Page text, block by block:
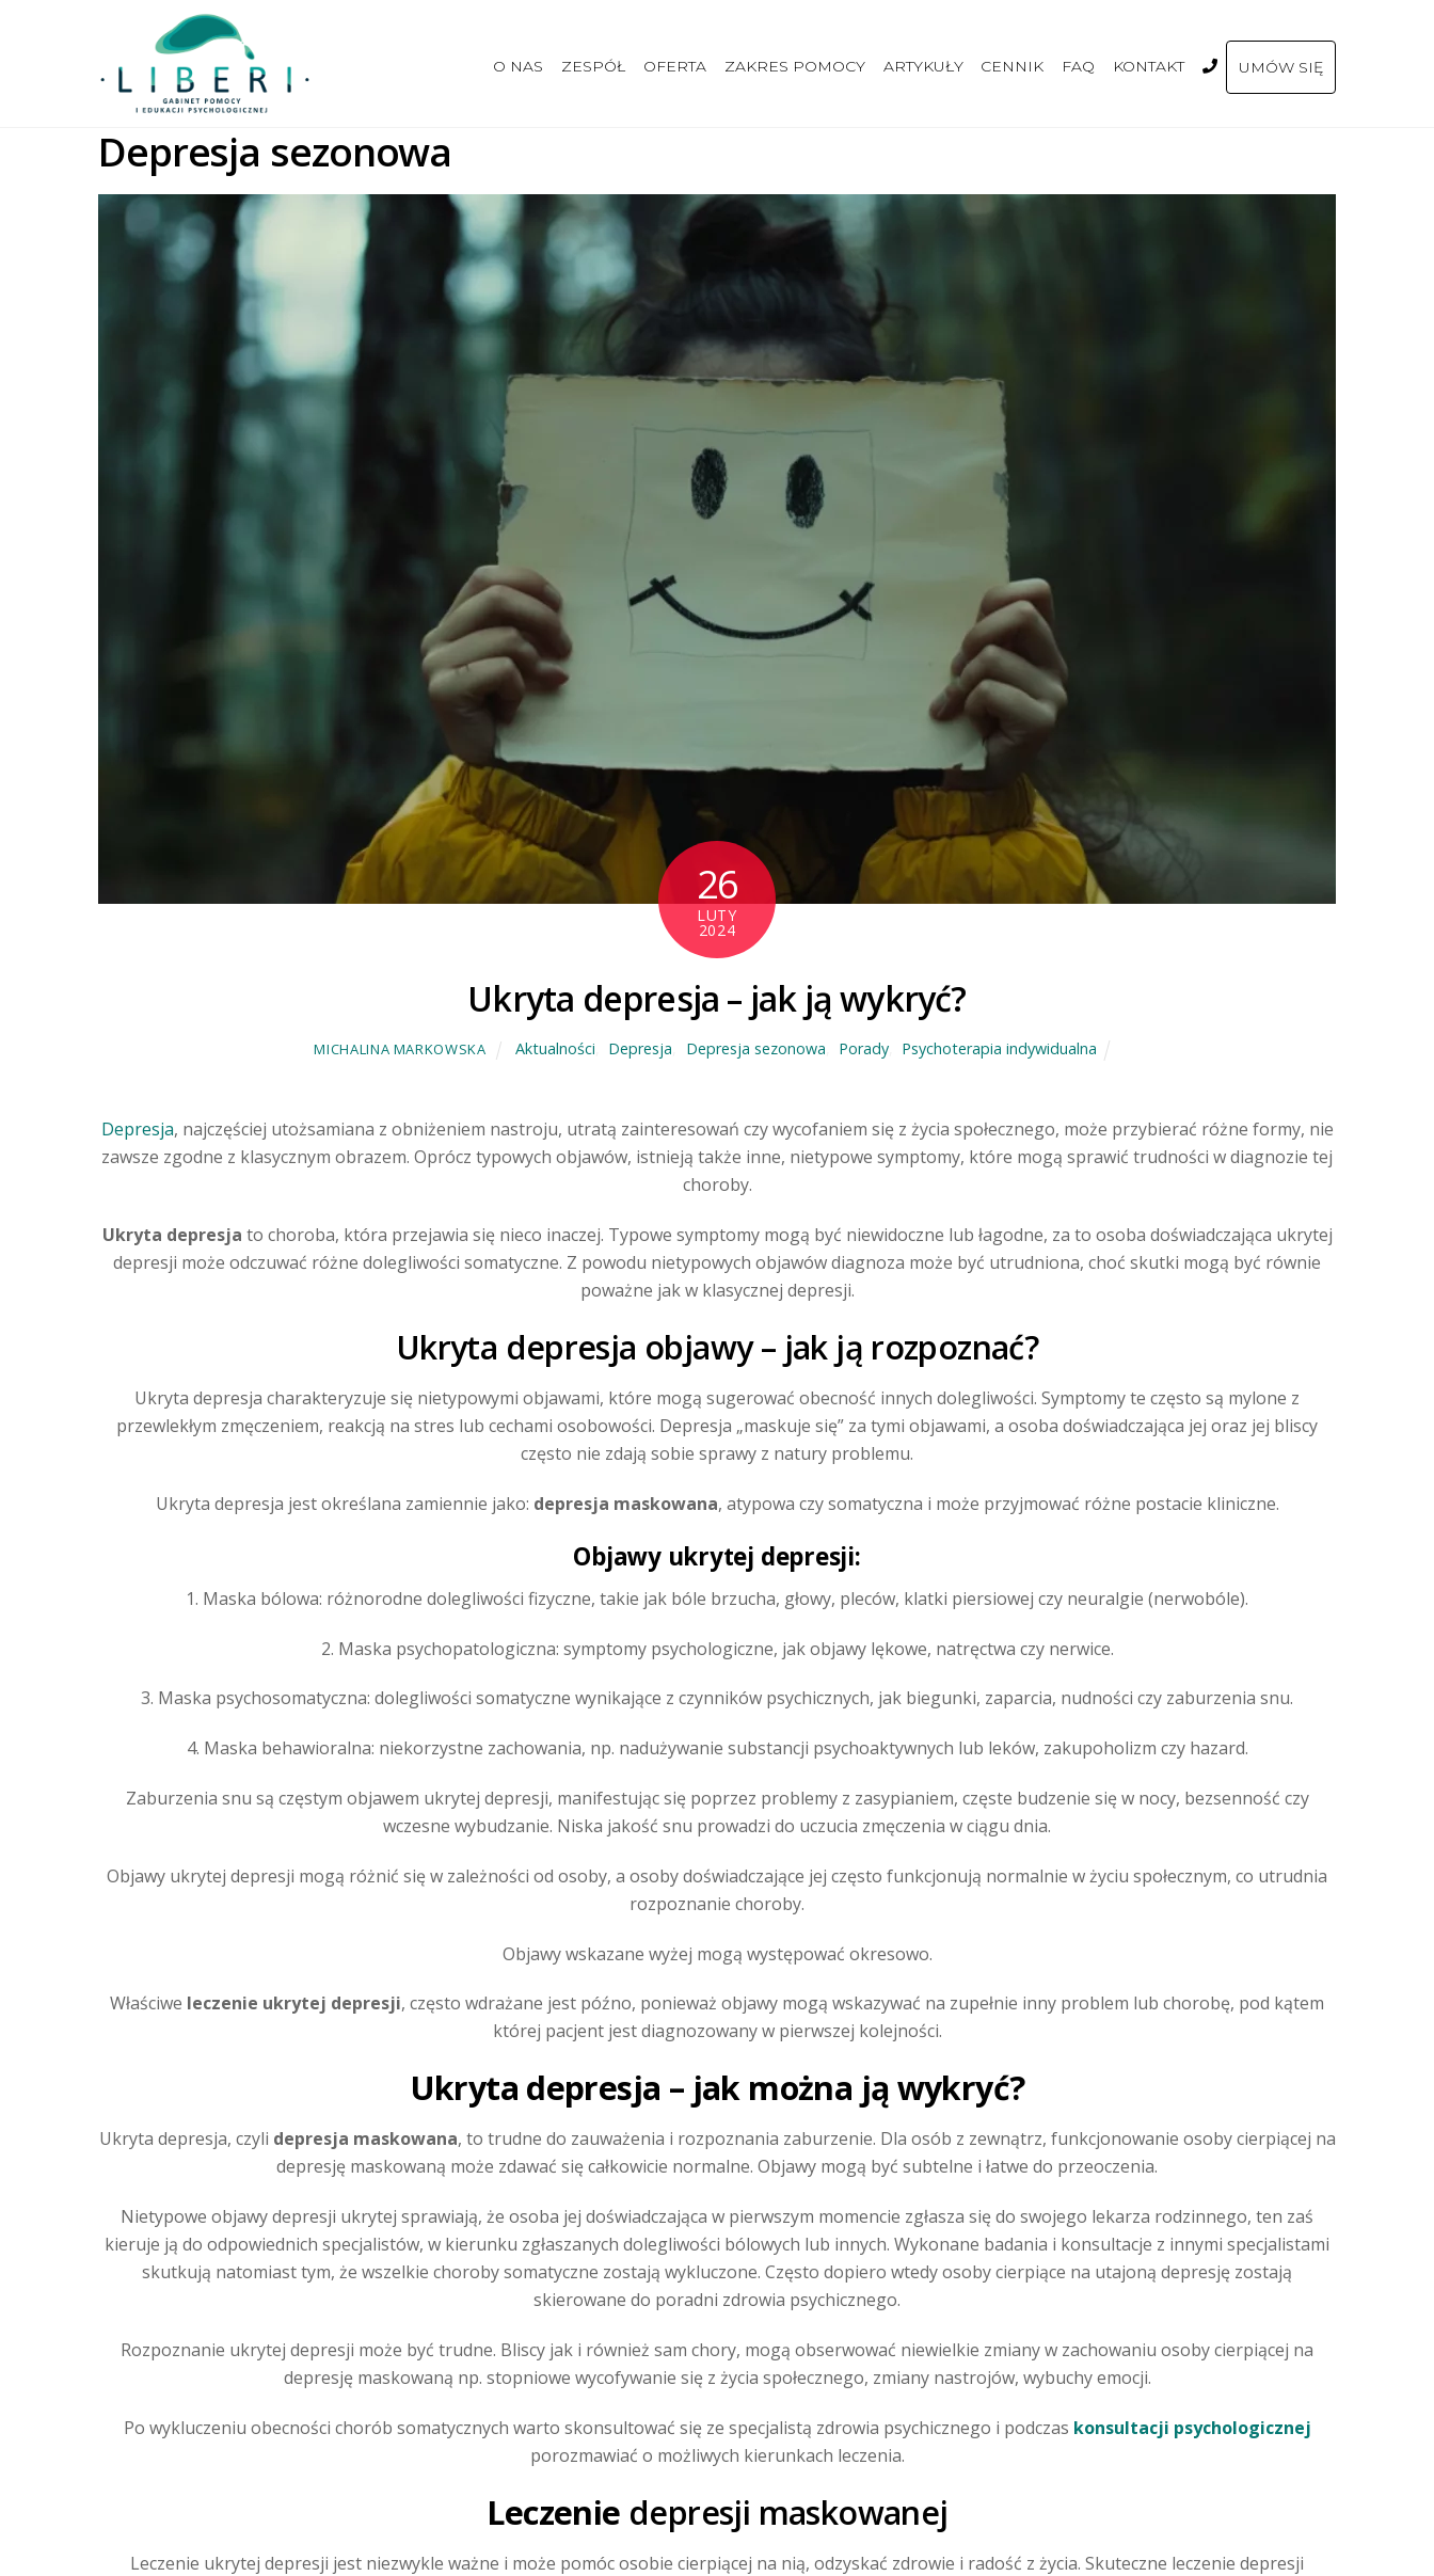
O NAS ZESPÓŁ OFERTA ZAKRES POMOCY ARTYKUŁY CENNIK FAQ KONTAKT UMÓW SIĘ
Depresja sezonowa
26
LUTY
2024
Ukryta depresja – jak ją wykryć?
MICHALINA MARKOWSKA Aktualności Depresja Depresja sezonowa Porady, Psychoterapia indywidualna
Depresja, najczęściej utożsamiana z obniżeniem nastroju, utratą zainteresowań czy wycofaniem się z życia społecznego, może przybierać różne formy, nie
zawsze zgodne z klasycznym obrazem. Oprócz typowych objawów, istnieją także inne, nietypowe symptomy, które mogą sprawić trudności w diagnozie tej
choroby.
Ukryta depresja to choroba, która przejawia się nieco inaczej. Typowe symptomy mogą być niewidoczne lub łagodne, za to osoba doświadczająca ukrytej
depresji może odczuwać różne dolegliwości somatyczne. Z powodu nietypowych objawów diagnoza może być utrudniona, choć skutki mogą być równie
poważne jak w klasycznej depresji.
Ukryta depresja objawy – jak ją rozpoznać?
Ukryta depresja charakteryzuje się nietypowymi objawami, które mogą sugerować obecność innych dolegliwości. Symptomy te często są mylone z
przewlekłym zmęczeniem, reakcją na stres lub cechami osobowości. Depresja „maskuje się” za tymi objawami, a osoba doświadczająca jej oraz jej bliscy
często nie zdają sobie sprawy z natury problemu.
Ukryta depresja jest określana zamiennie jako: depresja maskowana, atypowa czy somatyczna i może przyjmować różne postacie kliniczne.
Objawy ukrytej depresji:
1. Maska bólowa: różnorodne dolegliwości fizyczne, takie jak bóle brzucha, głowy, pleców, klatki piersiowej czy neuralgie (nerwobóle).
2. Maska psychopatologiczna: symptomy psychologiczne, jak objawy lękowe, natręctwa czy nerwice.
3. Maska psychosomatyczna: dolegliwości somatyczne wynikające z czynników psychicznych, jak biegunki, zaparcia, nudności czy zaburzenia snu.
4. Maska behawioralna: niekorzystne zachowania, np. nadużywanie substancji psychoaktywnych lub leków, zakupoholizm czy hazard.
Zaburzenia snu są częstym objawem ukrytej depresji, manifestując się poprzez problemy z zasypianiem, częste budzenie się w nocy, bezsenność czy
wczesne wybudzanie. Niska jakość snu prowadzi do uczucia zmęczenia w ciągu dnia.
Objawy ukrytej depresji mogą różnić się w zależności od osoby, a osoby doświadczające jej często funkcjonują normalnie w życiu społecznym, co utrudnia
rozpoznanie choroby.
Objawy wskazane wyżej mogą występować okresowo.
Właściwe leczenie ukrytej depresji, często wdrażane jest późno, ponieważ objawy mogą wskazywać na zupełnie inny problem lub chorobę, pod kątem
której pacjent jest diagnozowany w pierwszej kolejności.
Ukryta depresja – jak można ją wykryć?
Ukryta depresja, czyli depresja maskowana, to trudne do zauważenia i rozpoznania zaburzenie. Dla osób z zewnątrz, funkcjonowanie osoby cierpiącej na
depresję maskowaną może zdawać się całkowicie normalne. Objawy mogą być subtelne i łatwe do przeoczenia.
Nietypowe objawy depresji ukrytej sprawiają, że osoba jej doświadczająca w pierwszym momencie zgłasza się do swojego lekarza rodzinnego, ten zaś
kieruje ją do odpowiednich specjalistów, w kierunku zgłaszanych dolegliwości bólowych lub innych. Wykonane badania i konsultacje z innymi specjalistami
skutkują natomiast tym, że wszelkie choroby somatyczne zostają wykluczone. Często dopiero wtedy osoby cierpiące na utajoną depresję zostają
skierowane do poradni zdrowia psychicznego.
Rozpoznanie ukrytej depresji może być trudne. Bliscy jak i również sam chory, mogą obserwować niewielkie zmiany w zachowaniu osoby cierpiącej na
depresję maskowaną np. stopniowe wycofywanie się z życia społecznego, zmiany nastrojów, wybuchy emocji.
Po wykluczeniu obecności chorób somatycznych warto skonsultować się ze specjalistą zdrowia psychicznego i podczas konsultacji psychologicznej
porozmawiać o możliwych kierunkach leczenia.
Leczenie depresji maskowanej
Leczenie ukrytej depresji jest niezwykle ważne i może pomóc osobie cierpiącej na nią, odzyskać zdrowie i radość z życia. Skuteczne leczenie depresji